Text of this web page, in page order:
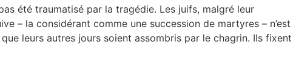
été traumatisé par la tragédie. Les juifs, malgré leur
– la considérant comme une succession de martyres – n’est
leurs autres jours soient assombris par le chagrin. Ils fixent